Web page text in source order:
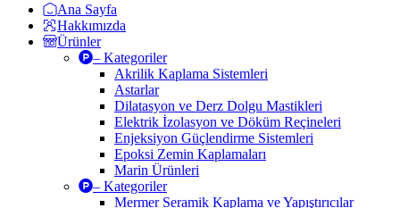
Ana Sayfa
Hakkımızda
Ürünler
– Kategoriler
Akrilik Kaplama Sistemleri
Astarlar
Dilatasyon ve Derz Dolgu Mastikleri
Elektrik İzolasyon ve Döküm Reçineleri
Enjeksiyon Güçlendirme Sistemleri
Epoksi Zemin Kaplamaları
Marin Ürünleri
– Kategoriler
Mermer Seramik Kaplama ve Yapıştırıcılar